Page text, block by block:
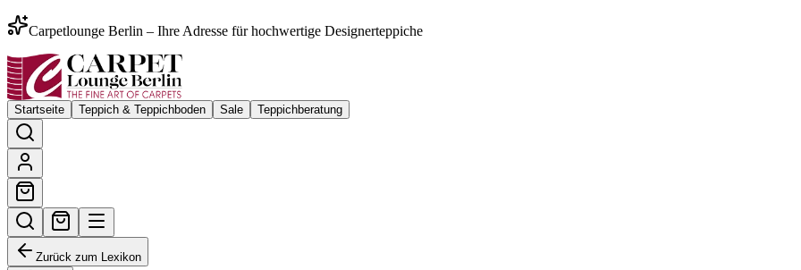
Carpetlounge Berlin – Ihre Adresse für hochwertige Designerteppiche
Startseite Teppich & Teppichboden Sale Teppichberatung
Zurück zum Lexikon